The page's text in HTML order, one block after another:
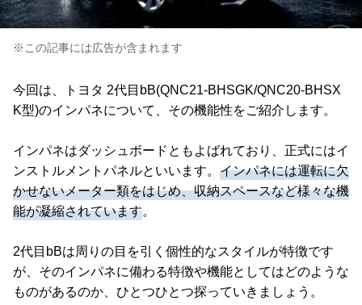
※この記事には広告が含まれます
今回は、トヨタ 2代目bB(QNC21-BHSGK/QNC20-BHSX
K型)のインパネについて、その機能性をご紹介します。
インパネはダッシュボードともよばれており、正式にはイ
ンストルメントパネルといいます。 インパネには運転に欠
かせないメーター類をはじめ、収納スペースなど様々な機
能が凝縮されています。
2代目bBは周りの目を引く個性的なスタイルが特徴です
が、そのインパネに備わる特徴や機能としてはどのような
ものがあるのか、ひとつひとつ探っていきましょう。